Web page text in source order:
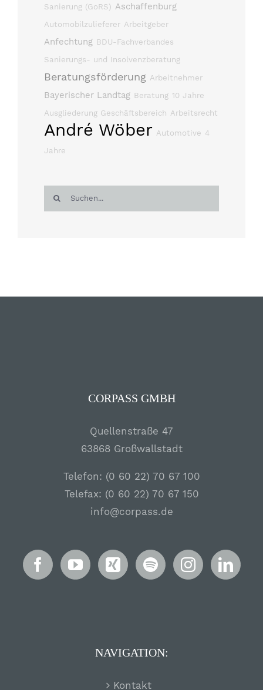
Sanierung (GoRS) Aschaffenburg
Automobilzulieferer Arbeitgeber
Anfechtung BDU-Fachverbandes
Sanierungs- und Insolvenzberatung
Beratungsförderung Arbeitnehmer
Bayerischer Landtag Beratung 10 Jahre
Ausgliederung Geschäftsbereich Arbeitsrecht
André Wöber Automotive 4
Jahre
Suche
nach:
CORPASS GMBH
Quellenstraße 47
63868 Großwallstadt
Telefon: (0 60 22) 70 67 100
Telefax: (0 60 22) 70 67 150
info@corpass.de
NAVIGATION:
Kontakt